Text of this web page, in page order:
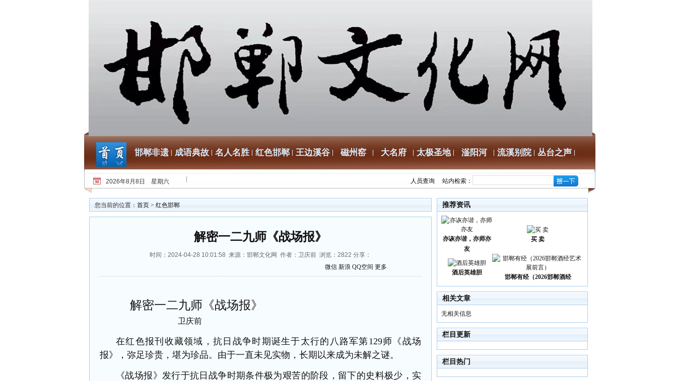
邯郸非遗 成语典故 名人名胜 红色邯郸 王边溪谷 磁州窑 大名府 太极圣地 滏阳河 流溪别院 丛台之声
2026年8月8日 星期六 人员查询 站内检索：
您当前的位置： 首页 > 红色邯郸
解密一二九师《战场报》
时间：2024-04-28 10:01:58 来源：邯郸文化网 作者：卫庆前 浏览： 2822 分享：
微信 新浪 QQ空间 更多
解密一二九师《战场报》
卫庆前
在红色报刊收藏领域，抗日战争时期诞生于太行的八路军第129师《战场
报》，弥足珍贵，堪为珍品。由于一直未见实物，长期以来成为未解之谜。
《战场报》发行于抗日战争时期条件极为艰苦的阶段，留下的史料极少，实
推荐资讯
亦诙亦谐，亦师亦
友
买 卖
酒后英雄胆
邯郸有经（2026邯郸酒经
相关文章
无相关信息
栏目更新
栏目热门